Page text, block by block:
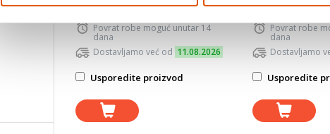
Povrat robe moguć unutar 14
dana
Dostavljamo već od 11.08.2026
Usporedite proizvod
Povrat robe
dana
Dostavljamo
Usporedite